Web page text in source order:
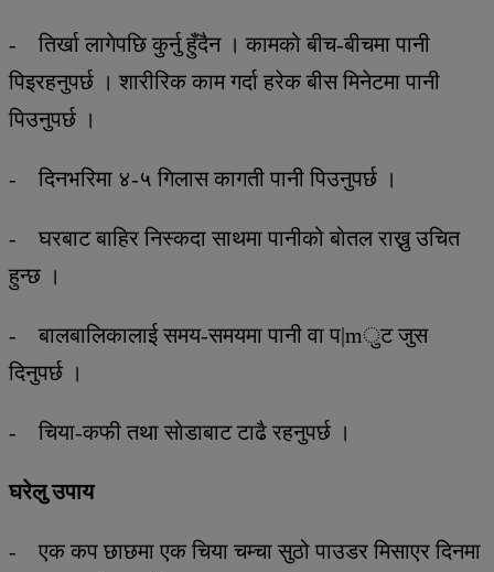
- तिर्खा लागेपछि कुर्नु हुँदैन । कामको बीच-बीचमा पानी
पिइरहनुपर्छ । शारीरिक काम गर्दा हरेक बीस मिनेटमा पानी
पिउनुपर्छ ।
- दिनभरिमा ४-५ गिलास कागती पानी पिउनुपर्छ ।
- घरबाट बाहिर निस्कदा साथमा पानीको बोतल राख्नु उचित
हुन्छ ।
- बालबालिकालाई समय-समयमा पानी वा प|mुट जुस
दिनुपर्छ ।
- चिया-कफी तथा सोडाबाट टाढै रहनुपर्छ ।
घरेलु उपाय
- एक कप छाछमा एक चिया चम्चा सुठो पाउडर मिसाएर दिनमा